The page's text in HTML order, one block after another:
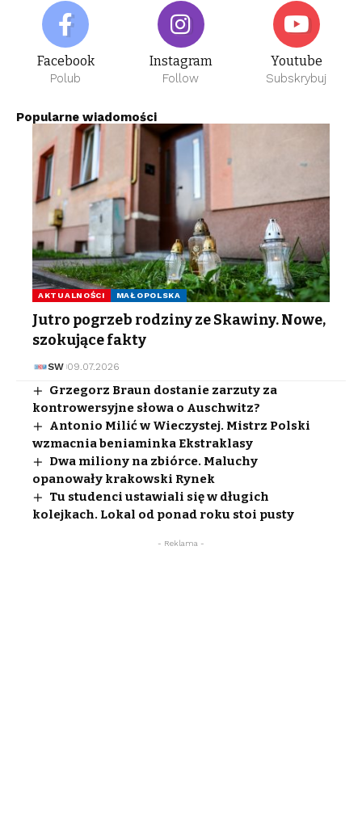
Facebook
Polub
Instagram
Follow
Youtube
Subskrybuj
Popularne wiadomości
AKTUALNOŚCI MAŁOPOLSKA
Jutro pogrzeb rodziny ze Skawiny. Nowe,
szokujące fakty
SW 09.07.2026
Grzegorz Braun dostanie zarzuty za
kontrowersyjne słowa o Auschwitz?
Antonio Milić w Wieczystej. Mistrz Polski
wzmacnia beniaminka Ekstraklasy
Dwa miliony na zbiórce. Maluchy
opanowały krakowski Rynek
Tu studenci ustawiali się w długich
kolejkach. Lokal od ponad roku stoi pusty
- Reklama -